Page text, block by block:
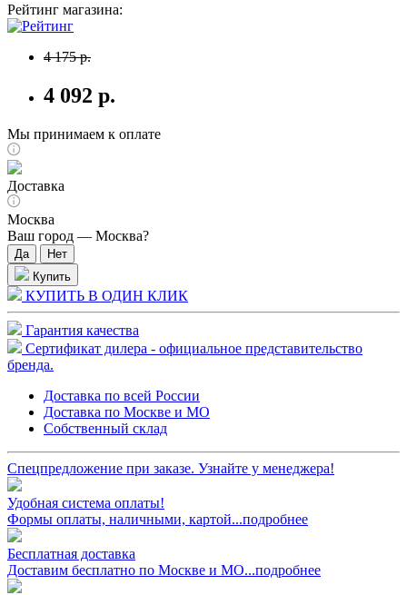
Рейтинг магазина:
4 175 р.
4 092 р.
Мы принимаем к оплате
Доставка
Москва
Ваш город — Москва?
Купить
КУПИТЬ В ОДИН КЛИК
Гарантия качества
Сертификат дилера - официальное представительство
бренда.
Доставка по всей России
Доставка по Москве и МО
Собственный склад
Спецпредложение при заказе. Узнайте у менеджера!
Удобная система оплаты!
Формы оплаты, наличными, картой...подробнее
Бесплатная доставка
Доставим бесплатно по Москве и МО...подробнее